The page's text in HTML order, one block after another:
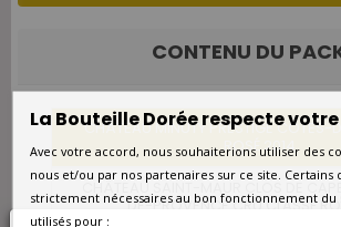
CONTENU DU
CHÂTEAU MINUTY PRESTIGE CÔTES-
ROSÉ 2014
CHÂTEAU SAINT-MAUR CLOS DE
DE-PROVENCE CRU CLASSÉ
La Bouteille Dorée respecte
Avec votre accord, nous souhaiterions utiliser des
nous et/ou par nos partenaires sur ce site. Certains
strictement nécessaires au bon fonctionnement du
utilisés pour :